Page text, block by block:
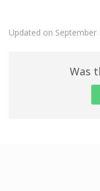
Updated on September
Was